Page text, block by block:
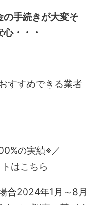
手続きが大変そ
・・・
すすめできる業者
の実績※／
はこちら
合2024年1月～8月